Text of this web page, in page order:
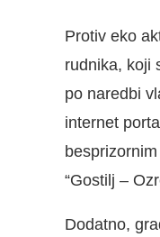
Protiv eko
rudnika, koji
po naredbi
internet
“Gostilj –
Dodatno,